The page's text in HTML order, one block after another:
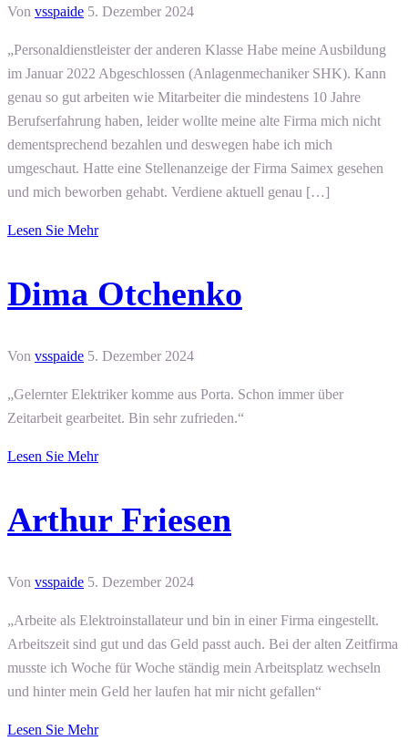
Von vsspaide 5. Dezember 2024
„Personaldienstleister der anderen Klasse Habe meine Ausbildung
im Januar 2022 Abgeschlossen (Anlagenmechaniker SHK). Kann
genau so gut arbeiten wie Mitarbeiter die mindestens 10 Jahre
Berufserfahrung haben, leider wollte meine alte Firma mich nicht
dementsprechend bezahlen und deswegen habe ich mich
umgeschaut. Hatte eine Stellenanzeige der Firma Saimex gesehen
und mich beworben gehabt. Verdiene aktuell genau […]
Lesen Sie Mehr
Dima Otchenko
Von vsspaide 5. Dezember 2024
„Gelernter Elektriker komme aus Porta. Schon immer über
Zeitarbeit gearbeitet. Bin sehr zufrieden.“
Lesen Sie Mehr
Arthur Friesen
Von vsspaide 5. Dezember 2024
„Arbeite als Elektroinstallateur und bin in einer Firma eingestellt.
Arbeitszeit sind gut und das Geld passt auch. Bei der alten Zeitfirma
musste ich Woche für Woche ständig mein Arbeitsplatz wechseln
und hinter mein Geld her laufen hat mir nicht gefallen“
Lesen Sie Mehr